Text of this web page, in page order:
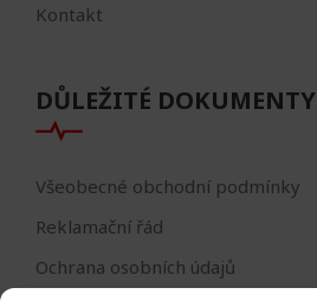
Kontakt
DŮLEŽITÉ DOKUMENTY
Všeobecné obchodní podmínky
Reklamační řád
Ochrana osobních údajů